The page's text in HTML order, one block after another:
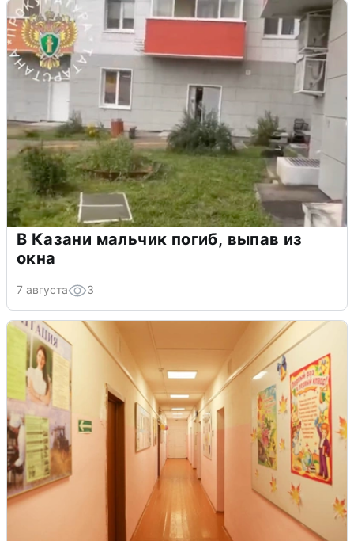
В Казани мальчик погиб, выпав из
окна
7 августа 3